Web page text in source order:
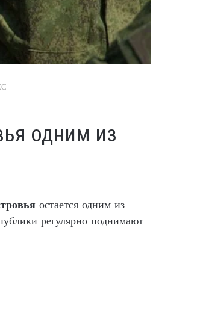
одним из
остается одним из
регулярно поднимают